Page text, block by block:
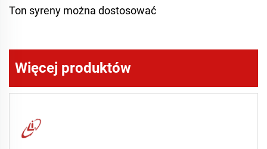
Ton syreny można dostosować
Więcej produktów